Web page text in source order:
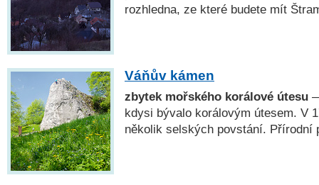
rozhledna, ze které budete mít
Váňův kámen
zbytek mořského korálové útesu
kdysi bývalo korálovým útesem. V
několik selských povstání. Přírodní